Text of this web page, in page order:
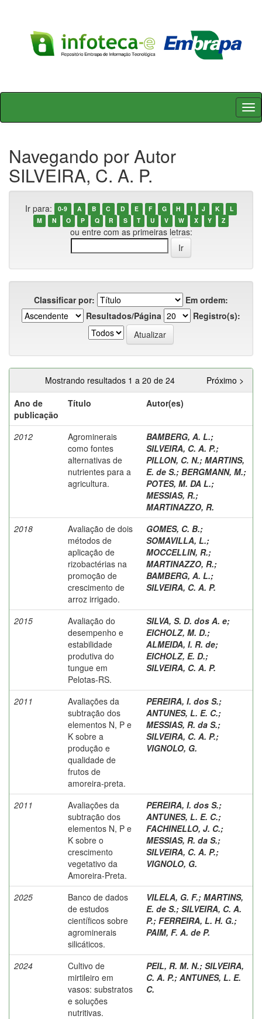
Skip
Navegando por Autor
SILVEIRA, C. A. P.
Ir para: 0-9 A B C D E F G H I J K
L
M
N O P Q R S T U V W X Y Z
ou entre com as primeiras letras:
Classificar por:
Em ordem:
Resultados/Página
Registro(s):
Mostrando resultados 1 a 20 de 24
Próximo >
Ano de
publicação
Título Autor(es)
2012
Agrominerais
como fontes
alternativas de
nutrientes para a
agricultura.
BAMBERG, A. L.;
SILVEIRA, C. A. P.;
PILLON, C. N.; MARTINS,
E. de S.; BERGMANN, M.;
POTES, M. DA L.;
MESSIAS, R.;
MARTINAZZO, R.
2018
Avaliação de dois
métodos de
aplicação de
rizobactérias na
promoção de
crescimento de
arroz irrigado.
GOMES, C. B.;
SOMAVILLA, L.;
MOCCELLIN, R.;
MARTINAZZO, R.;
BAMBERG, A. L.;
SILVEIRA, C. A. P.
2015
Avaliação do
desempenho e
estabilidade
produtiva do
tungue em
Pelotas-RS.
SILVA, S. D. dos A. e;
EICHOLZ, M. D.;
ALMEIDA, I. R. de;
EICHOLZ, E. D.;
SILVEIRA, C. A. P.
2011
Avaliações da
subtração dos
elementos N, P e
K sobre a
produção e
qualidade de
frutos de
amoreira-preta.
PEREIRA, I. dos S.;
ANTUNES, L. E. C.;
MESSIAS, R. da S.;
SILVEIRA, C. A. P.;
VIGNOLO, G.
2011
Avaliações da
subtração dos
elementos N, P e
K sobre o
crescimento
vegetativo da
Amoreira-Preta.
PEREIRA, I. dos S.;
ANTUNES, L. E. C.;
FACHINELLO, J. C.;
MESSIAS, R. da S.;
SILVEIRA, C. A. P.;
VIGNOLO, G.
2025
Banco de dados
de estudos
científicos sobre
agrominerais
silicáticos.
VILELA, G. F.; MARTINS,
E. de S.; SILVEIRA, C. A.
P.; FERREIRA, L. H. G.;
PAIM, F. A. de P.
2024
Cultivo de
mirtileiro em
vasos: substratos
e soluções
nutritivas.
PEIL, R. M. N.; SILVEIRA,
C. A. P.; ANTUNES, L. E.
C.